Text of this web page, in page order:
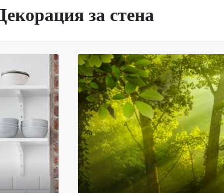
за стена